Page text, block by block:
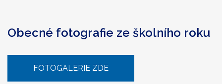
Obecné fotografie ze školního roku
FOTOGALERIE ZDE